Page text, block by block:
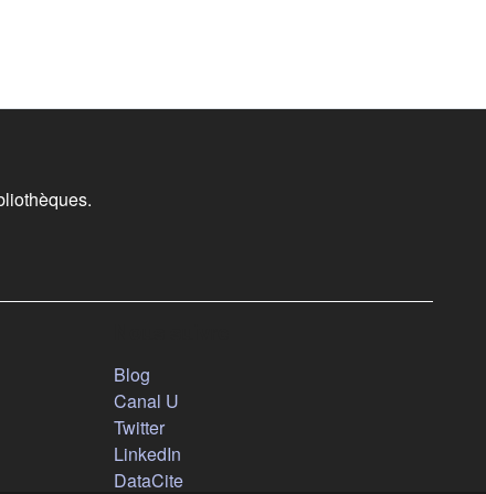
Blog(s'ouvre dans un nouvel onglet)
Canal U(s'ouvre dans un nouvel onglet)
Twitter(s'ouvre dans un nouvel onglet)
LinkedIn(s'ouvre dans un nouvel onglet)
DataCite(s'ouvre dans un nouvel onglet)